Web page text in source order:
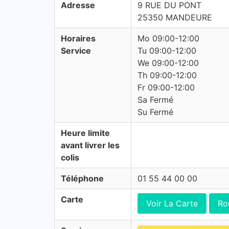
Adresse
9 RUE DU PONT
25350 MANDEURE
Horaires
Service
Mo 09:00-12:00
Tu 09:00-12:00
We 09:00-12:00
Th 09:00-12:00
Fr 09:00-12:00
Sa Fermé
Su Fermé
Heure limite
avant livrer les
colis
Téléphone 01 55 44 00 00
Carte Voir La Carte